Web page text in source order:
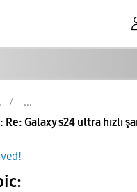
Re: Galaxy s24 ultra hızlı